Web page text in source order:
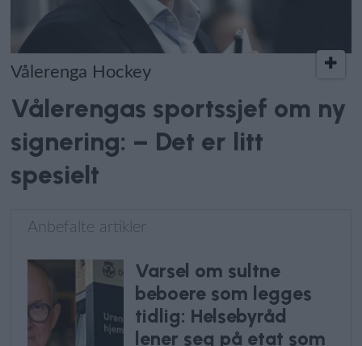
Vålerenga Hockey
Vålerengas sportssjef om ny
signering: – Det er litt
spesielt
Anbefalte artikler
Varsel om sultne
beboere som legges
tidlig: Helsebyråd
lener seg på etat som